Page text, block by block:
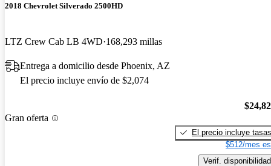
2018 Chevrolet Silverado 2500HD
LTZ Crew Cab LB 4WD 168,293 millas
Entrega a domicilio desde Phoenix, AZ
El precio incluye envío de $2,074
Gran oferta
El precio incluye tasas
$512/mes
Verif. disponibilidad